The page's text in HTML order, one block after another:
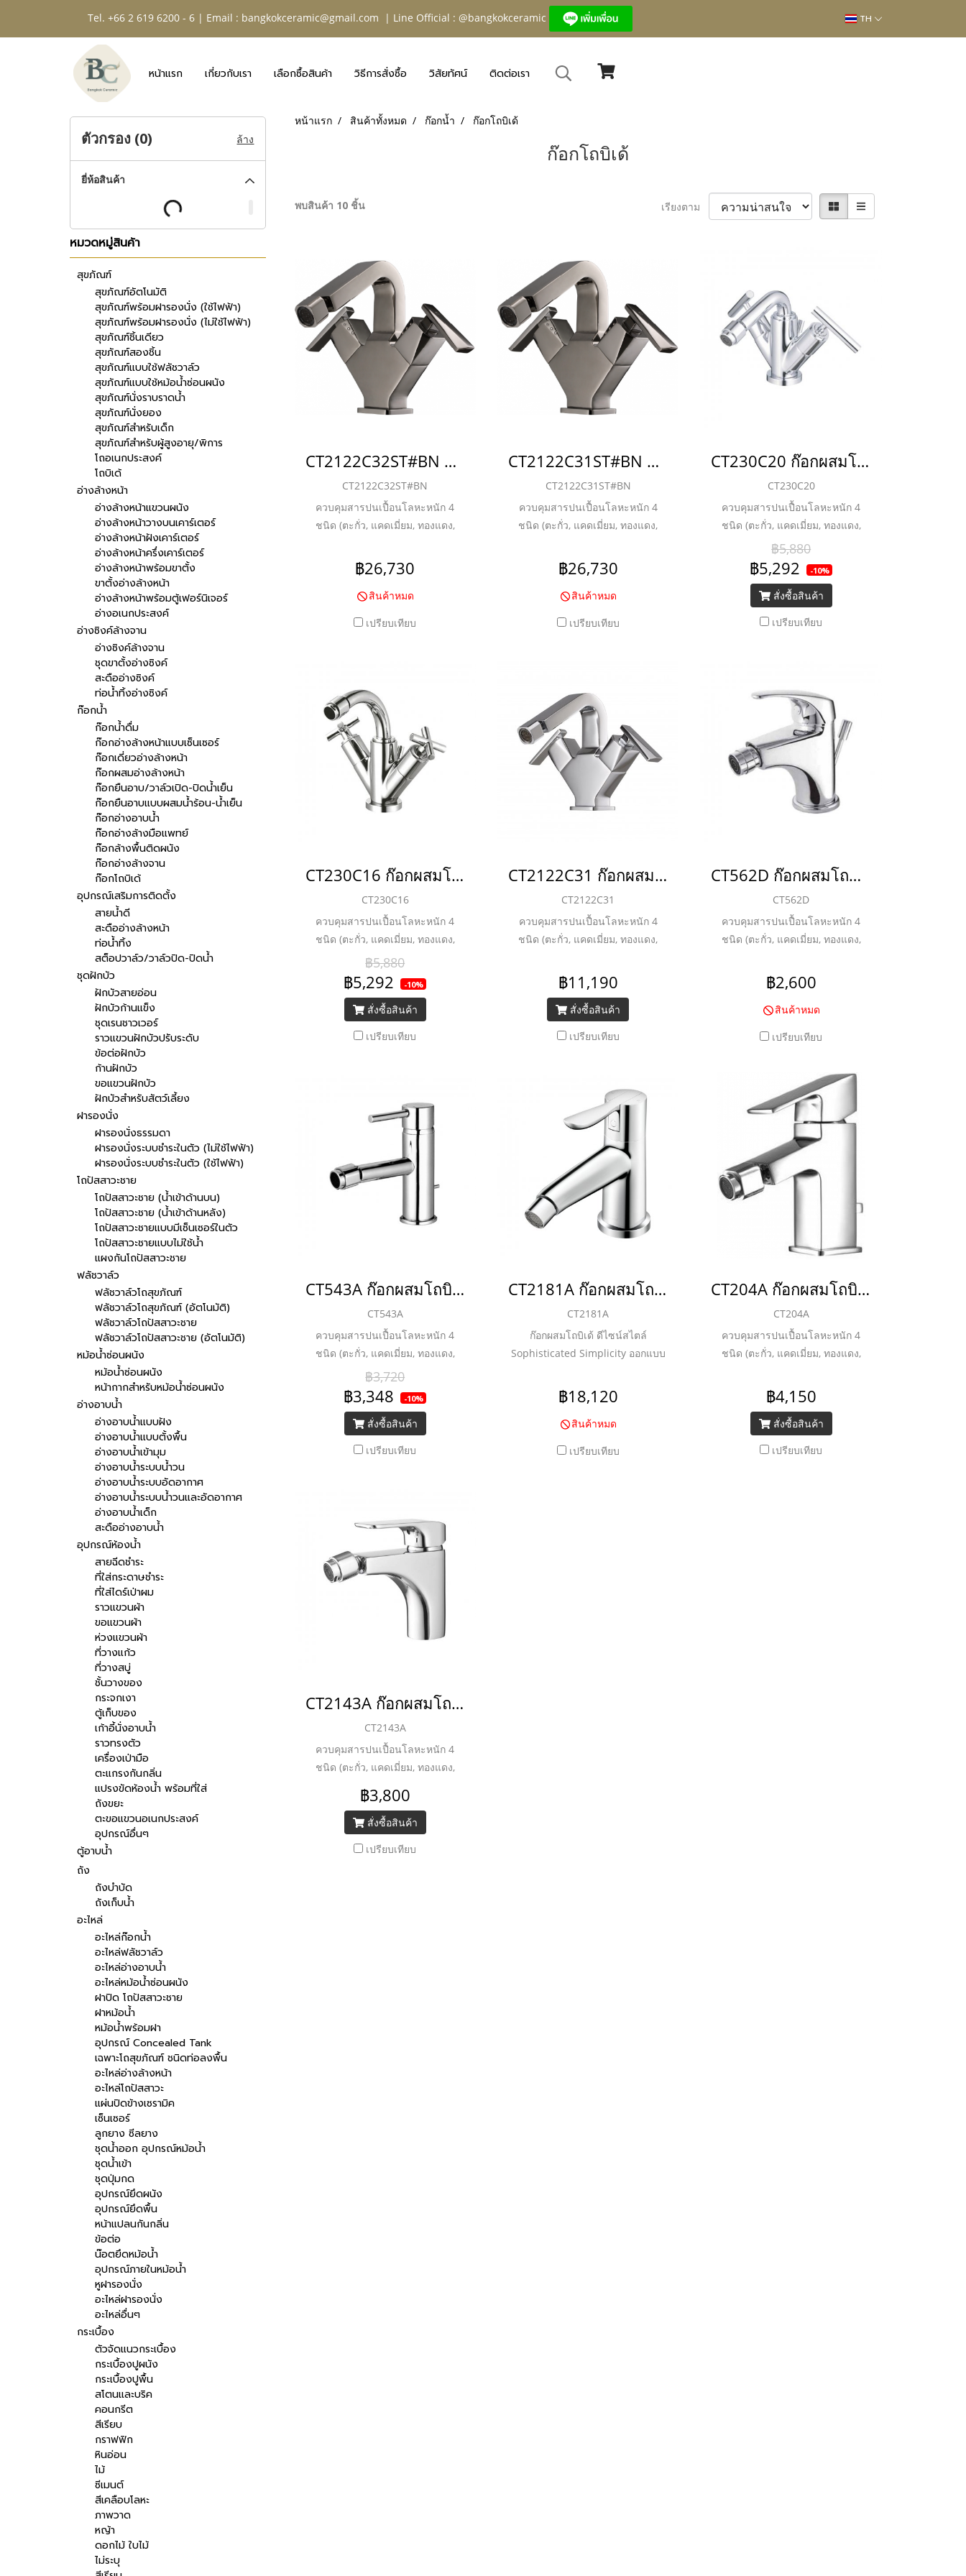
Tel. +66 2 619 6200 - 6 | Email : bangkokceramic@gmail.com | Line Official : @bangkokceramic TH
หน้าแรก เกี่ยวกับเรา เลือกซื้อสินค้า วิธีการสั่งซื้อ วิสัยทัศน์ ติดต่อเรา
หน้าแรก สินค้าทั้งหมด ก๊อกน้ำ ก๊อกโถบิเด้
ก๊อกโถบิเด้
พบสินค้า 10 ชิ้น เรียงตาม
CT2122C32ST#BN ก๊อกผสมโถบิเด้ แบบโมโนบลอคพร้อมสะดือแบบป๊อบอัพและสายน้ำดี รุ่น GLACIER_ยกเลิกการผลิต
CT2122C32ST#BN
ควบคุมสารปนเปื้อนโลหะหนัก 4
ชนิด (ตะกั่ว, แคดเมี่ยม, ทองแดง,
ถึง 8 ไมครอน
฿26,730
สินค้าหมด
เปรียบเทียบ
CT2122C31ST#BN ก๊อกผสมโถบิเด้โมโนบลอคพร้อมสะดือแบบป๊อบอัพและสายน้ำดี รุ่น GLACIER_ยกเลิกการผลิต
CT2122C31ST#BN
ควบคุมสารปนเปื้อนโลหะหนัก 4
ชนิด (ตะกั่ว, แคดเมี่ยม, ทองแดง,
ถึง 8 ไมครอน
฿26,730
สินค้าหมด
เปรียบเทียบ
CT230C20 ก๊อกผสมโถบิเด้โมโนบลอค พร้อมสะดือแบบป๊อปอัพและสายน้ำดี รุ่น CROSS
CT230C20
ควบคุมสารปนเปื้อนโลหะหนัก 4
ชนิด (ตะกั่ว, แคดเมี่ยม, ทองแดง,
สังกะสี) ชุบผิวนิกเกิล-โครเมี่ยม หนา
ถึง 8 ไมครอน
฿5,880
฿5,292 -10%
สั่งซื้อสินค้า
เปรียบเทียบ
CT230C16 ก๊อกผสมโถบิเด้โมโนบลอค พร้อมสะดือแบบป๊อปอัพและสายน้ำดี รุ่น CROSS
CT230C16
ควบคุมสารปนเปื้อนโลหะหนัก 4
ชนิด (ตะกั่ว, แคดเมี่ยม, ทองแดง,
สังกะสี) ชุบผิวนิกเกิล-โครเมี่ยม หนา
ถึง 8 ไมครอน
฿5,880
฿5,292 -10%
สั่งซื้อสินค้า
เปรียบเทียบ
CT2122C31 ก๊อกผสมโถบิเด้โมโนบลอค พร้อมสะดือแบบป๊อบอัพและสายน้ำดี รุ่น GLACIER_ยกเลิกการผลิต
CT2122C31
ควบคุมสารปนเปื้อนโลหะหนัก 4
ชนิด (ตะกั่ว, แคดเมี่ยม, ทองแดง,
ถึง 8 ไมครอน
฿11,190
สั่งซื้อสินค้า
เปรียบเทียบ
CT562D ก๊อกผสมโถบิเด้แบบก้านโยกพร้อมสะดือป๊อปอัพและสายน้ำดี รุ่น ARONA_ยกเลิกการผลิต
CT562D
ควบคุมสารปนเปื้อนโลหะหนัก 4
ชนิด (ตะกั่ว, แคดเมี่ยม, ทองแดง,
ถึง 8 ไมครอน
฿2,600
สินค้าหมด
เปรียบเทียบ
CT543A ก๊อกผสมโถบิเด้แบบก้านโยกพร้อมสะดือป๊อปอัพและสายน้ำดี รุ่น ANTHONY
CT543A
ควบคุมสารปนเปื้อนโลหะหนัก 4
ชนิด (ตะกั่ว, แคดเมี่ยม, ทองแดง,
สังกะสี) ชุบผิวนิกเกิล-โครเมี่ยม หนา
ถึง 8 ไมครอน
฿3,720
฿3,348 -10%
สั่งซื้อสินค้า
เปรียบเทียบ
CT2181A ก๊อกผสมโถบิเด้แบบก้านโยกพร้อมสะดือป๊อบอัพและสายน้ำดี รุ่น PATCHWORK_ยกเลิก
CT2181A
ก๊อกผสมโถบิเด้ ดีไซน์สไตล์
Sophisticated Simplicity ออกแบบ
เหลี่ยมและโค้งมนได้อย่างลงตัว ด้วย
ความปราณีตซับซ้อนและมี
เอกลักษณ์เฉพาะตัว
฿18,120
สินค้าหมด
เปรียบเทียบ
CT204A ก๊อกผสมโถบิเด้ แบบก้านโยกพร้อมสะดือแบบป๊อบอัพและสายน้ำดี รุ่น FLORAL SQUARE_ยกเลิก
CT204A
ควบคุมสารปนเปื้อนโลหะหนัก 4
ชนิด (ตะกั่ว, แคดเมี่ยม, ทองแดง,
ถึง 8 ไมครอน
฿4,150
สั่งซื้อสินค้า
เปรียบเทียบ
CT2143A ก๊อกผสมโถบิเด้ รุ่น SCIROCCO
CT2143A
ควบคุมสารปนเปื้อนโลหะหนัก 4
ชนิด (ตะกั่ว, แคดเมี่ยม, ทองแดง,
สังกะสี) ชุบผิวนิกเกิล-โครเมี่ยม หนา
ถึง 8 ไมครอน ดีไซน์แบบ European
Design
฿3,800
สั่งซื้อสินค้า
เปรียบเทียบ
ตัวกรอง (0) ล้าง
ยี่ห้อสินค้า
หมวดหมู่สินค้า
สุขภัณฑ์
สุขภัณฑ์อัตโนมัติ
สุขภัณฑ์พร้อมฝารองนั่ง (ใช้ไฟฟ้า)
สุขภัณฑ์พร้อมฝารองนั่ง (ไม่ใช้ไฟฟ้า)
สุขภัณฑ์ชิ้นเดียว
สุขภัณฑ์สองชิ้น
สุขภัณฑ์แบบใช้ฟลัชวาล์ว
สุขภัณฑ์แบบใช้หม้อน้ำซ่อนผนัง
สุขภัณฑ์นั่งราบราดน้ำ
สุขภัณฑ์นั่งยอง
สุขภัณฑ์สำหรับเด็ก
สุขภัณฑ์สำหรับผู้สูงอายุ/พิการ
โถอเนกประสงค์
โถบิเด้
อ่างล้างหน้า
อ่างล้างหน้าแขวนผนัง
อ่างล้างหน้าวางบนเคาร์เตอร์
อ่างล้างหน้าฝังเคาร์เตอร์
อ่างล้างหน้าครึ่งเคาร์เตอร์
อ่างล้างหน้าพร้อมขาตั้ง
ขาตั้งอ่างล้างหน้า
อ่างล้างหน้าพร้อมตู้เฟอร์นิเจอร์
อ่างอเนกประสงค์
อ่างซิงค์ล้างจาน
อ่างซิงค์ล้างจาน
ชุดขาตั้งอ่างซิงค์
สะดืออ่างซิงค์
ท่อน้ำทิ้งอ่างซิงค์
ก๊อกน้ำ
ก๊อกน้ำดื่ม
ก๊อกอ่างล้างหน้าแบบเซ็นเซอร์
ก๊อกเดี่ยวอ่างล้างหน้า
ก๊อกผสมอ่างล้างหน้า
ก๊อกยืนอาบ/วาล์วเปิด-ปิดน้ำเย็น
ก๊อกยืนอาบแบบผสมน้ำร้อน-น้ำเย็น
ก๊อกอ่างอาบน้ำ
ก๊อกอ่างล้างมือแพทย์
ก๊อกล้างพื้นติดผนัง
ก๊อกอ่างล้างจาน
ก๊อกโถบิเด้
อุปกรณ์เสริมการติดตั้ง
สายน้ำดี
สะดืออ่างล้างหน้า
ท่อน้ำทิ้ง
สต็อปวาล์ว/วาล์วปิด-ปิดน้ำ
ชุดฝักบัว
ฝักบัวสายอ่อน
ฝักบัวก้านแข็ง
ชุดเรนชาวเวอร์
ราวแขวนฝักบัวปรับระดับ
ข้อต่อฝักบัว
ก้านฝักบัว
ขอแขวนฝักบัว
ฝักบัวสำหรับสัตว์เลี้ยง
ฝารองนั่ง
ฝารองนั่งธรรมดา
ฝารองนั่งระบบชำระในตัว (ไม่ใช้ไฟฟ้า)
ฝารองนั่งระบบชำระในตัว (ใช้ไฟฟ้า)
โถปัสสาวะชาย
โถปัสสาวะชาย (น้ำเข้าด้านบน)
โถปัสสาวะชาย (น้ำเข้าด้านหลัง)
โถปัสสาวะชายแบบมีเซ็นเซอร์ในตัว
โถปัสสาวะชายแบบไม่ใช้น้ำ
แผงกันโถปัสสาวะชาย
ฟลัชวาล์ว
ฟลัชวาล์วโถสุขภัณฑ์
ฟลัชวาล์วโถสุขภัณฑ์ (อัตโนมัติ)
ฟลัชวาล์วโถปัสสาวะชาย
ฟลัชวาล์วโถปัสสาวะชาย (อัตโนมัติ)
หม้อน้ำซ่อนผนัง
หม้อน้ำซ่อนผนัง
หน้ากากสำหรับหม้อน้ำซ่อนผนัง
อ่างอาบน้ำ
อ่างอาบน้ำแบบฝัง
อ่างอาบน้ำแบบตั้งพื้น
อ่างอาบน้ำเข้ามุม
อ่างอาบน้ำระบบน้ำวน
อ่างอาบน้ำระบบอัดอากาศ
อ่างอาบน้ำระบบน้ำวนและอัดอากาศ
อ่างอาบน้ำเด็ก
สะดืออ่างอาบน้ำ
อุปกรณ์ห้องน้ำ
สายฉีดชำระ
ที่ใส่กระดาษชำระ
ที่ใส่ไดร์เป่าผม
ราวแขวนผ้า
ขอแขวนผ้า
ห่วงแขวนผ้า
ที่วางแก้ว
ที่วางสบู่
ชั้นวางของ
กระจกเงา
ตู้เก็บของ
เก้าอี้นั่งอาบน้ำ
ราวทรงตัว
เครื่องเป่ามือ
ตะแกรงกันกลิ่น
แปรงขัดห้องน้ำ พร้อมที่ใส่
ถังขยะ
ตะขอแขวนอเนกประสงค์
อุปกรณ์อื่นๆ
ตู้อาบน้ำ
ถัง
ถังบำบัด
ถังเก็บน้ำ
อะไหล่
อะไหล่ก๊อกน้ำ
อะไหล่ฟลัชวาล์ว
อะไหล่อ่างอาบน้ำ
อะไหล่หม้อน้ำซ่อนผนัง
ฝาปิด โถปัสสาวะชาย
ฝาหม้อน้ำ
หม้อน้ำพร้อมฝา
อุปกรณ์ Concealed Tank
เฉพาะโถสุขภัณฑ์ ชนิดท่อลงพื้น
อะไหล่อ่างล้างหน้า
อะไหล่โถปัสสาวะ
แผ่นปิดข้างเซรามิค
เซ็นเซอร์
ลูกยาง ซีลยาง
ชุดน้ำออก อุปกรณ์หม้อน้ำ
ชุดน้ำเข้า
ชุดปุ่มกด
อุปกรณ์ยึดผนัง
อุปกรณ์ยึดพื้น
หน้าแปลนกันกลิ่น
ข้อต่อ
น๊อตยึดหม้อน้ำ
อุปกรณ์ภายในหม้อน้ำ
หูฝารองนั่ง
อะไหล่ฝารองนั่ง
อะไหล่อื่นๆ
กระเบื้อง
ตัวจัดแนวกระเบื้อง
กระเบื้องปูผนัง
กระเบื้องปูพื้น
สโตนและบริค
คอนกรีต
สีเรียบ
กราฟฟิก
หินอ่อน
ไม้
ซีเมนต์
สีเคลือบโลหะ
ภาพวาด
หญ้า
ดอกไม้ ใบไม้
ไม่ระบุ